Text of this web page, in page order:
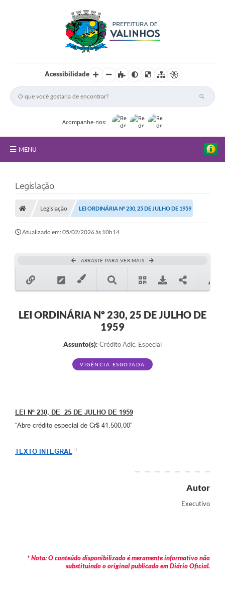
Acessibilidade
Acompanhe-nos:
MENU
Principal
Nossa Cidade
Secretarias
Transparência
Programa Famílias Fortes
Contratação de estagiário - estudante de Direito -
Galeria de Fotos
Arquivos para Download
Legislação
Legislação LEI ORDINÁRIA Nº 230, 25 DE JULHO DE 1959
Atualizado em: 05/02/2026 às 10h14
ARRASTE PARA VER MAIS
LEI ORDINÁRIA Nº 230, 25 DE JULHO DE
1959
Assunto(s): Crédito Adic. Especial
VIGÊNCIA ESGOTADA
LEI Nº 230, DE 25 DE JULHO DE 1959
“Abre crédito especial de Cr$ 41.500,00”
TEXTO INTEGRAL
Autor
Executivo
* Nota: O conteúdo disponibilizado é meramente informativo não
substituindo o original publicado em Diário Oficial.